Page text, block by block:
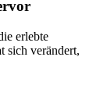
erlebte
sich verändert,